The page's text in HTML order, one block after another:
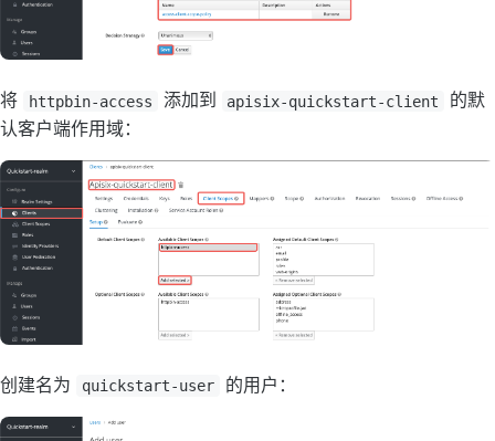
将 httpbin-access 添加到 apisix-quickstart-client
的默
认客户端作用域：
创建名为 quickstart-user 的用户：